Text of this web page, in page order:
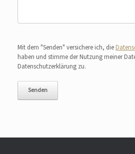
Mit dem "Senden" versichere ich, die
haben und stimme der Nutzung meiner
Datenschutzerklärung zu.